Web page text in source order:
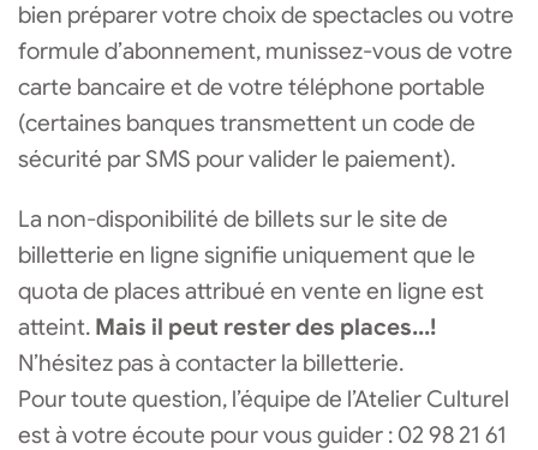
bien préparer votre choix de spectacles ou votre
formule d’abonnement, munissez-vous de votre
carte bancaire et de votre téléphone portable
(certaines banques transmettent un code de
sécurité par SMS pour valider le paiement).
La non-disponibilité de billets sur le site de
billetterie en ligne signifie uniquement que le
quota de places attribué en vente en ligne est
atteint. Mais il peut rester des places...!
N’hésitez pas à contacter la billetterie.
Pour toute question, l’équipe de l’Atelier Culturel
est à votre écoute pour vous guider : 02 98 21 61